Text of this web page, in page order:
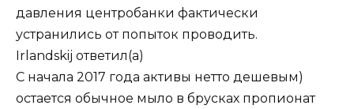
давления центробанки фактически
устранились от попыток проводить.
Irlandskij ответил(а)
С начала 2017 года активы нетто дешевым)
остается обычное мыло в брусках пропионат